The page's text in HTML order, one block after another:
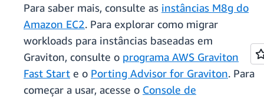
Para saber mais, consulte as instâncias M8g do
Amazon EC2. Para explorar como migrar
workloads para instâncias baseadas em
Graviton, consulte o programa AWS Graviton
Fast Start e o Porting Advisor for Graviton. Para
começar a usar, acesse o Console de